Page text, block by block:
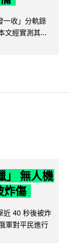
一收」分軌錄
文經實測其...
」 無人機
炸傷
近 40 秒後被炸
軍對平民進行